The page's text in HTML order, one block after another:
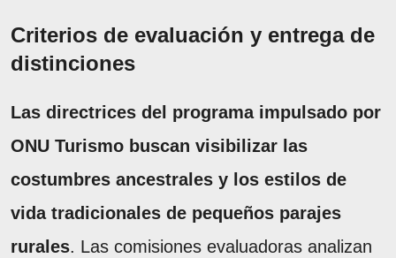
Criterios de evaluación y entrega de
distinciones
Las directrices del programa impulsado por
ONU Turismo buscan visibilizar las
costumbres ancestrales y los estilos de
vida tradicionales de pequeños parajes
rurales. Las comisiones evaluadoras analizan